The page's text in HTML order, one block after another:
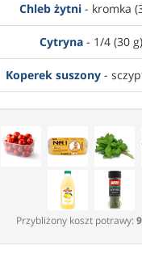
Chleb żytni- kromka
Cytryna - 1/4 (30 g)
Koperek suszony-
Przybliżony koszt potrawy: